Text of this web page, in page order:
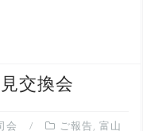
交換会
会 ご報告, 富山